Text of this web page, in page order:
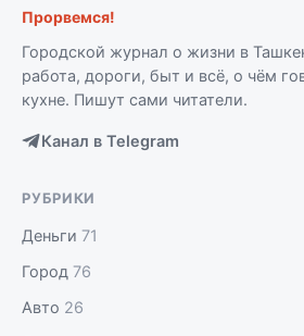
Прорвемся!
Городской журнал о жизни в
работа, дороги, быт и всё, о чём
кухне. Пишут сами читатели.
Канал в Telegram
РУБРИКИ
Деньги 71
Город 76
Авто 26